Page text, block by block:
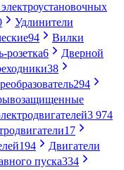
Удлинители
94
Вилки
розетка6
Дверной
38
294
3 974
17
194
Двигатели
пуска334